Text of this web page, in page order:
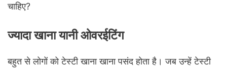
चाहिए?
ज्यादा खाना यानी ओवरईटिंग
बहुत से लोगों को टेस्टी खाना खाना पसंद होता है। जब उन्हें टेस्टी